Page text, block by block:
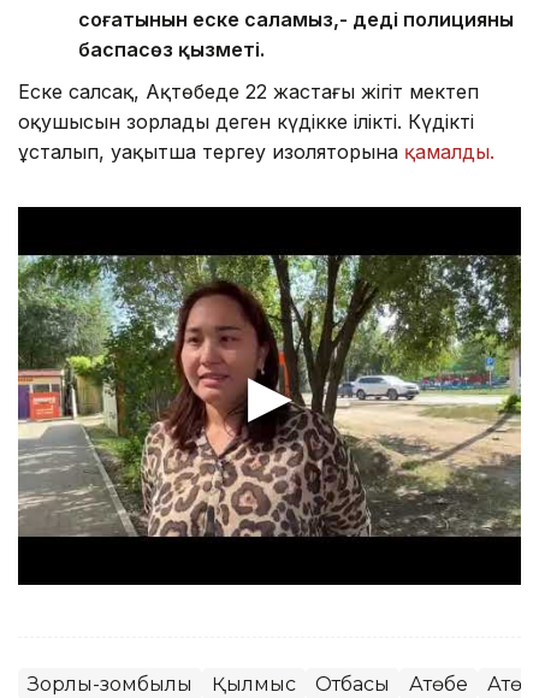
соғатынын еске саламыз,- деді полицияның
баспасөз қызметі.
Еске салсақ, Ақтөбеде 22 жастағы жігіт мектеп
оқушысын зорлады деген күдікке ілікті. Күдікті
ұсталып, уақытша тергеу изоляторына қамалды.
Зорлық-зомбылық Қылмыс Отбасы Ақтөбе